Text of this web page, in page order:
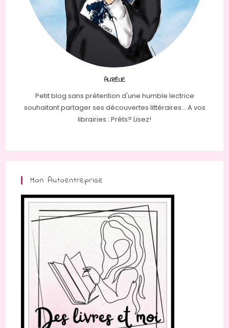
AURÉLIE
Petit blog sans prétention d'une humble lectrice
souhaitant partager ses découvertes littéraires... A vos
librairies : Prêts? Lisez!
Mon Autoentreprise